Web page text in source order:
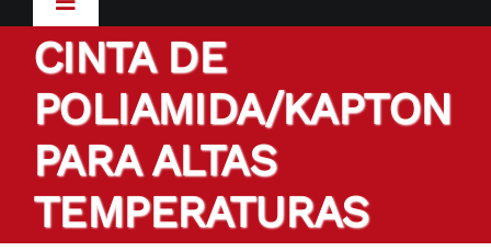
Toggle
Navigation
Inicio
Empresa
Productos
CINTA DE
POLIAMIDA/KAPTON
PARA ALTAS
TEMPERATURAS